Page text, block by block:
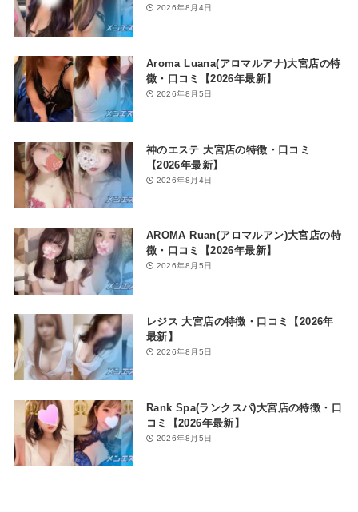
2026年8月4日
Aroma Luana(アロマルアナ)大宮店の特
徴・口コミ【2026年最新】
2026年8月5日
神のエステ 大宮店の特徴・口コミ
【2026年最新】
2026年8月4日
AROMA Ruan(アロマルアン)大宮店の特
徴・口コミ【2026年最新】
2026年8月5日
レジス 大宮店の特徴・口コミ【2026年
最新】
2026年8月5日
Rank Spa(ランクスパ)大宮店の特徴・口
コミ【2026年最新】
2026年8月5日